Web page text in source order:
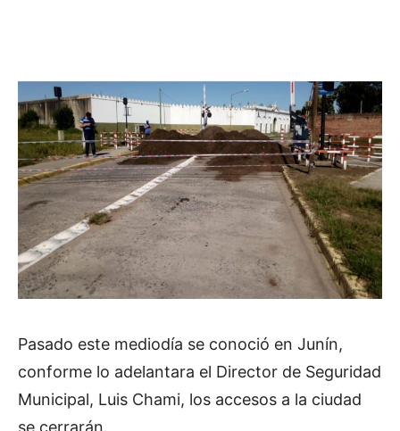
Pasado este mediodía se conoció en Junín,
conforme lo adelantara el Director de Seguridad
Municipal, Luis Chami, los accesos a la ciudad
se cerrarán.